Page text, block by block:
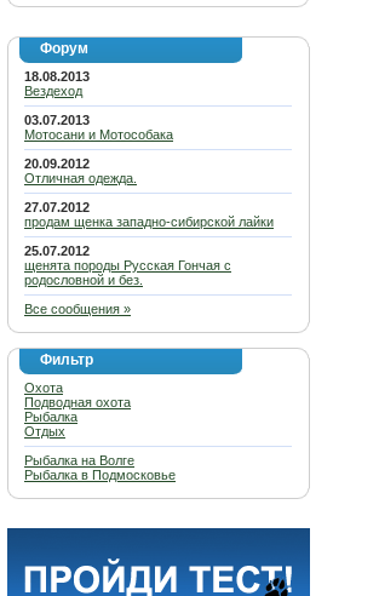
Форум
18.08.2013
Вездеход
03.07.2013
Мотосани и Мотособака
20.09.2012
Отличная одежда.
27.07.2012
продам щенка западно-сибирской лайки
25.07.2012
щенята породы Русская Гончая с
родословной и без.
Все сообщения »
Фильтр
Охота
Подводная охота
Рыбалка
Отдых
Рыбалка на Волге
Рыбалка в Подмосковье